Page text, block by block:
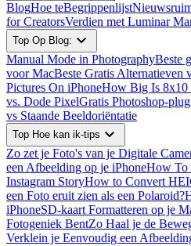
BlogHoe teBegrippenlijst
for CreatorsVerdien met Luminar
Top Op Blog: expand_more
Manual Mode in PhotographyBeste
voor MacBeste Gratis Alternatieven
Pictures On iPhoneHow Big Is 8x10
vs. Dode PixelGratis Photoshop-
vs Staande Beeldoriëntatie
Top Hoe kan ik-tips expand_more
Zo zet je Foto's van je Digitale
een Afbeelding op je iPhoneHow To
Instagram StoryHow to Convert
een Foto eruit zien als een Polaroid?
iPhoneSD-kaart Formatteren op je
Fotogeniek BentZo Haal je de
Verklein je Eenvoudig een